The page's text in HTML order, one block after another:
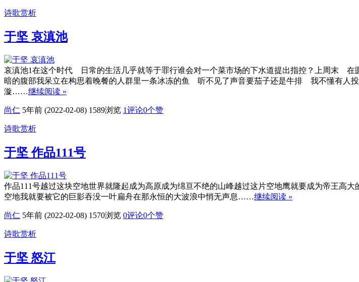
诗歌赏析
于坚 哀滇池
哀滇池1在这个时代 日常的生活几乎就等于罪行谁会对一个菜市场的下水道提出指控？上周末
暗的腹部我呆立在构思着晚餐的人群里一条冰冻的鱼 听不见了声音要茄子还是牛排 我不懂有
漩……继续阅读 »
尚仁 5年前 (2022-02-08) 1589浏览 1评论0个赞
诗歌赏析
于坚 作品111号
作品111号越过这块空地世界就隆起成为高原成为绵亘不绝的山峰越过这片空地鹰就要成为帝王高
空地我就要被它的巨影吞没一叶扁舟在那永恒的大波浪中悄无声息……继续阅读 »
尚仁 5年前 (2022-02-08) 1570浏览 0评论0个赞
诗歌赏析
于坚 怒江